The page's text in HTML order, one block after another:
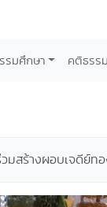
รมศึกษา คติธรรม
สร้างผอบเจดีย์ทอ